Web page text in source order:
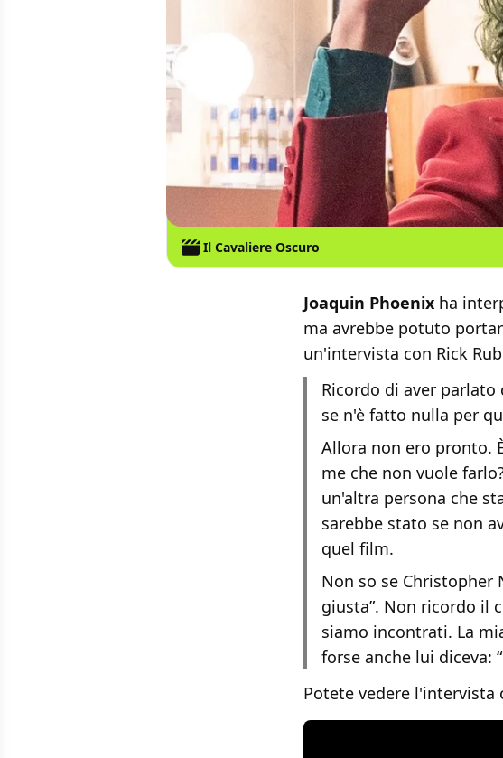
Il Cavaliere Oscuro
Joaquin Phoenix ha
ma avrebbe potuto
un'intervista con Rick
Ricordo di aver parlato
se n'è fatto nulla per
Allora non ero pronto.
me che non vuole
un'altra persona che
sarebbe stato se non
quel film.
Non so se Christopher
giusta”. Non ricordo il
siamo incontrati. La
forse anche lui diceva:
Potete vedere